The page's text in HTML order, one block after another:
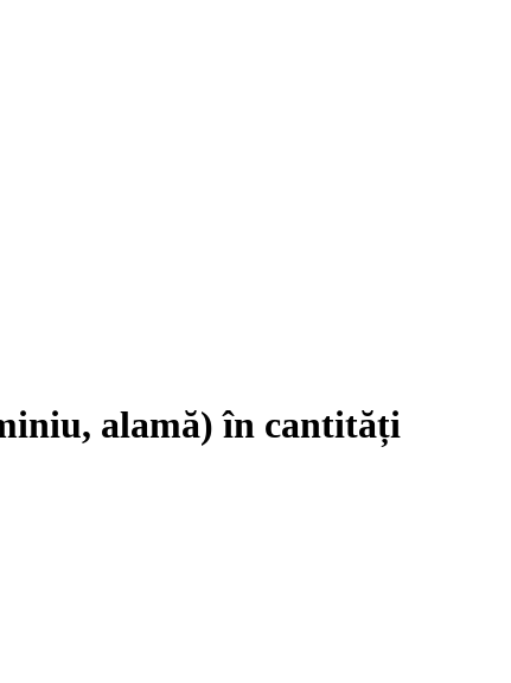
alamă) în cantități